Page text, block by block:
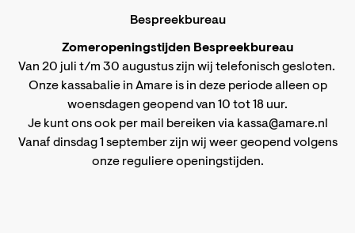
Bespreekbureau
Zomeropeningstijden Bespreekbureau
Van 20 juli t/m 30 augustus zijn wij telefonisch gesloten.
Onze kassabalie in Amare is in deze periode alleen op
woensdagen geopend van 10 tot 18 uur.
Je kunt ons ook per mail bereiken via kassa@amare.nl
Vanaf dinsdag 1 september zijn wij weer geopend volgens
onze reguliere openingstijden.